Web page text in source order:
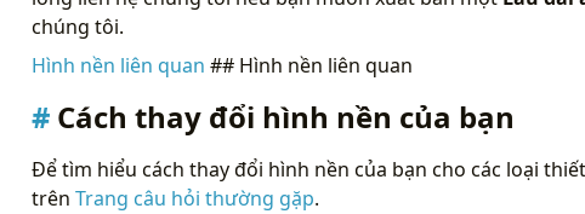
chúng tôi.
Hình nền liên quan ## Hình nền liên quan
Cách thay đổi hình nền của bạn
Để tìm hiểu cách thay đổi hình nền của bạn cho các loại
trên Trang câu hỏi thường gặp.